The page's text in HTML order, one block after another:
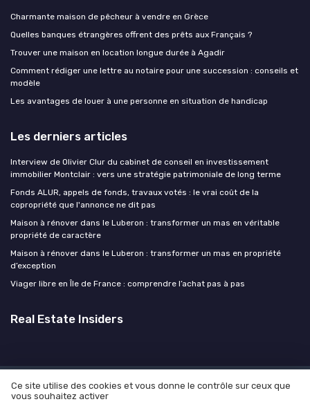
Charmante maison de pêcheur à vendre en Grèce
Quelles banques étrangères offrent des prêts aux Français ?
Trouver une maison en location longue durée à Agadir
Comment rédiger une lettre au notaire pour une succession : conseils et
modèle
Les avantages de louer à une personne en situation de handicap
Les derniers articles
Interview de Olivier Clur du cabinet de conseil en investissement
immobilier Montclair : vers une stratégie patrimoniale de long terme
Fonds ALUR, appels de fonds, travaux votés : le vrai coût de la
copropriété que l'annonce ne dit pas
Maison à rénover dans le Luberon : transformer un mas en véritable
propriété de caractère
Maison à rénover dans le Luberon : transformer un mas en propriété
d’exception
Viager libre en Île de France : comprendre l’achat pas à pas
Real Estate Insiders
Mentions légales Politique de confidentialité
Devis
Ce site utilise des cookies et vous donne le contrôle sur ceux que
vous souhaitez activer